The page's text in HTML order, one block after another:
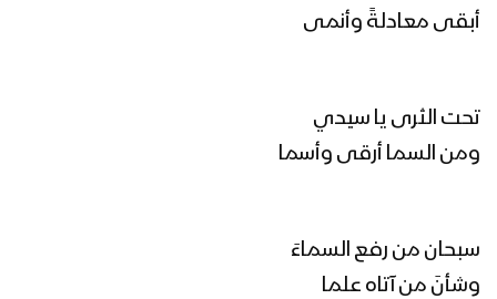
غزة الروح | فرقة أنصار الله 1447هـ
كليب يابن زيد | عبدالسلام القحوم 1447هـ
أبقى معادلةً وأنمى
تحت الثرى يا سيدي
ومن السما أرقى وأسما
سبحان من رفع السماءَ
وشأنَ من آتاه علما